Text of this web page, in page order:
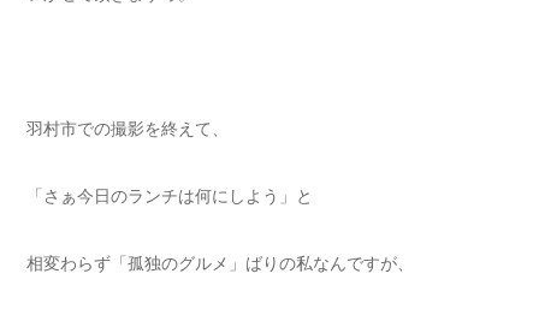
羽村市での撮影を終えて、
「さぁ今日のランチは何にしよう」と
相変わらず「孤独のグルメ」ばりの私なんですが、